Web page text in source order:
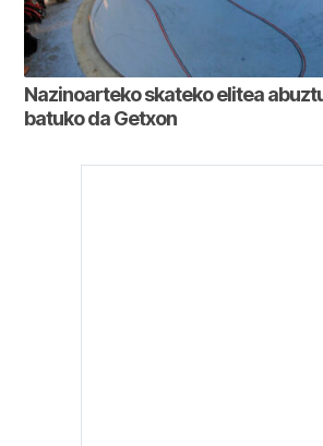
Nazinoarteko skateko elitea
batuko da Getxon